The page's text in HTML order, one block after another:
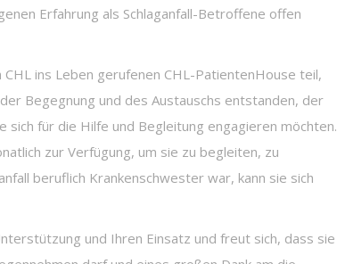
Erfahrung als Schlaganfall-Betroffene offen
ins Leben gerufenen CHL-PatientenHouse teil,
Begegnung und des Austauschs entstanden, der
sich für die Hilfe und Begleitung engagieren möchten.
zur Verfügung, um sie zu begleiten, zu
beruflich Krankenschwester war, kann sie sich
und Ihren Einsatz und freut sich, dass sie